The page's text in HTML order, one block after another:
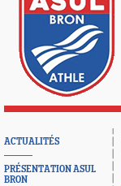
ACTUALITÉS
PRÉSENTATION ASUL
BRON